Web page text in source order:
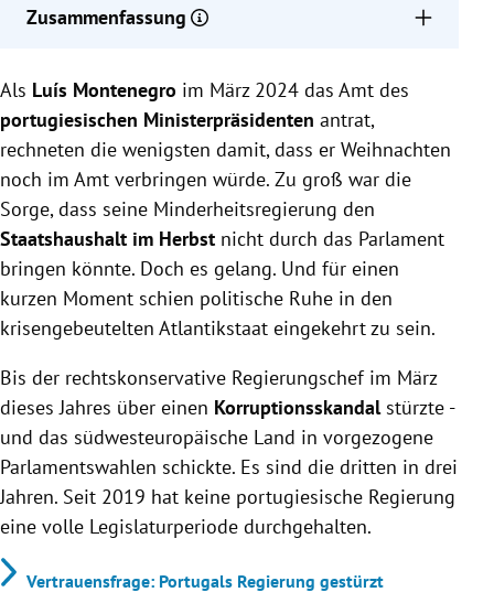
Zusammenfassung
neues Parlament. Auch nach Sonntag wird keine
stabile Regierungsmehrheit in dem
südwesteuropäischen Land erwartet.
Dem konservativen Ex-Ministerpräsidenten Luís
Montenegro wird ein mutmaßlicher
Interessenkonflikt vorgeworfen. Er kandidiert aber
erneut.
Zentrale Wahlkampfthemen sind Migration,
Jugendarbeitslosigkeit und das marode
Gesundheitssystem.
Als Luís Montenegro im März 2024 das Amt des
portugiesischen Ministerpräsidenten antrat,
rechneten die wenigsten damit, dass er Weihnachten
noch im Amt verbringen würde. Zu groß war die
Sorge, dass seine Minderheitsregierung den
Staatshaushalt im Herbst nicht durch das Parlament
bringen könnte. Doch es gelang. Und für einen
kurzen Moment schien politische Ruhe in den
krisengebeutelten Atlantikstaat eingekehrt zu sein.
Bis der rechtskonservative Regierungschef im März
dieses Jahres über einen Korruptionsskandalstürzte -
und das südwesteuropäische Land in vorgezogene
Parlamentswahlen schickte. Es sind die dritten in drei
Jahren. Seit 2019 hat keine portugiesische Regierung
eine volle Legislaturperiode durchgehalten.
Vertrauensfrage: Portugals Regierung gestürzt